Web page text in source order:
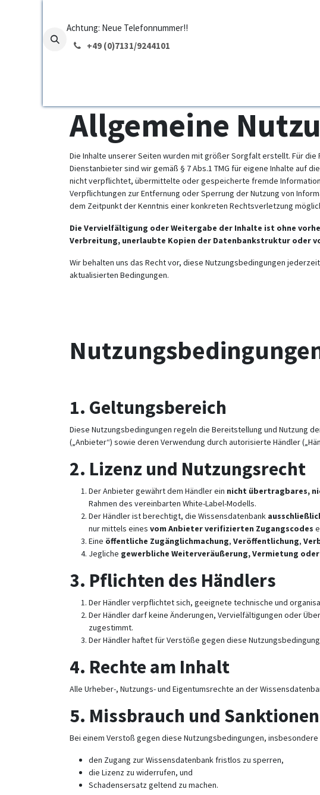
Achtung: Neue Telefonnummer!!
+49 (0)7131/9244101
Allgemeine
Die Inhalte unserer Seiten wurden mit größer Sorgfalt erstellt. Für
Dienstanbieter sind wir gemäß § 7 Abs.1 TMG für eigene Inhalte auf
nicht verpflichtet, übermittelte oder gespeicherte fremde
Verpflichtungen zur Entfernung oder Sperrung der Nutzung von
dem Zeitpunkt der Kenntnis einer konkreten Rechtsverletzung
Die Vervielfältigung oder Weitergabe der Inhalte ist ohne
Verbreitung, unerlaubte Kopien der Datenbankstruktur oder
Wir behalten uns das Recht vor, diese Nutzungsbedingungen
aktualisierten Bedingungen.
1. Geltungsbereich
Diese Nutzungsbedingungen regeln die Bereitstellung und Nutzung
(„Anbieter“) sowie deren Verwendung durch autorisierte Händler
2. Lizenz und Nutzungsrecht
Der Anbieter gewährt dem Händler ein nicht übertragbares,
Rahmen des vereinbarten White-Label-Modells.
Der Händler ist berechtigt, die Wissensdatenbank
nur mittels eines vom Anbieter verifizierten Zugangscodes
Eine öffentliche Zugänglichmachung, Veröffentlichung,
Jegliche gewerbliche Weiterveräußerung, Vermietung
3. Pflichten des Händlers
Der Händler verpflichtet sich, geeignete technische und
Der Händler darf keine Änderungen, Vervielfältigungen oder
zugestimmt.
Der Händler haftet für Verstöße gegen diese
4. Rechte am Inhalt
Alle Urheber-, Nutzungs- und Eigentumsrechte an der
5. Missbrauch und Sanktionen
Bei einem Verstoß gegen diese Nutzungsbedingungen,
den Zugang zur Wissensdatenbank fristlos zu sperren,
die Lizenz zu widerrufen, und
Schadensersatz geltend zu machen.